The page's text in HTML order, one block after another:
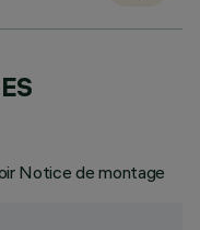
Notice de montage